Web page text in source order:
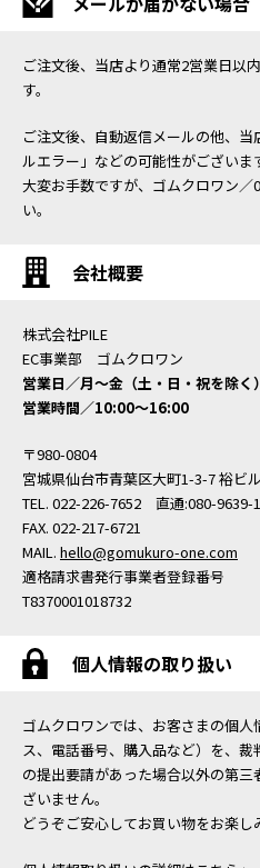
ご注文後、当店より通常2営業日以
す。
ご注文後、自動返信メールの他、
ルエラー」などの可能性がございま
大変お手数ですが、ゴムクロワン／
い。
会社概要
株式会社PILE
EC事業部 ゴムクロワン
営業日／月〜金（土・日・祝を除く）
営業時間／10:00〜16:00
〒980-0804
宮城県仙台市青葉区大町1-3-7 裕ビ
TEL. 022-226-7652 直通:080-9639-
FAX. 022-217-6721
MAIL. hello@gomukuro-one.com
適格請求書発行事業者登録番号
T8370001018732
個人情報の取り扱い
ゴムクロワンでは、お客さまの個
ス、電話番号、購入品など）を、
の提出要請があった場合以外の第
ざいません。
どうぞご安心してお買い物をお楽し